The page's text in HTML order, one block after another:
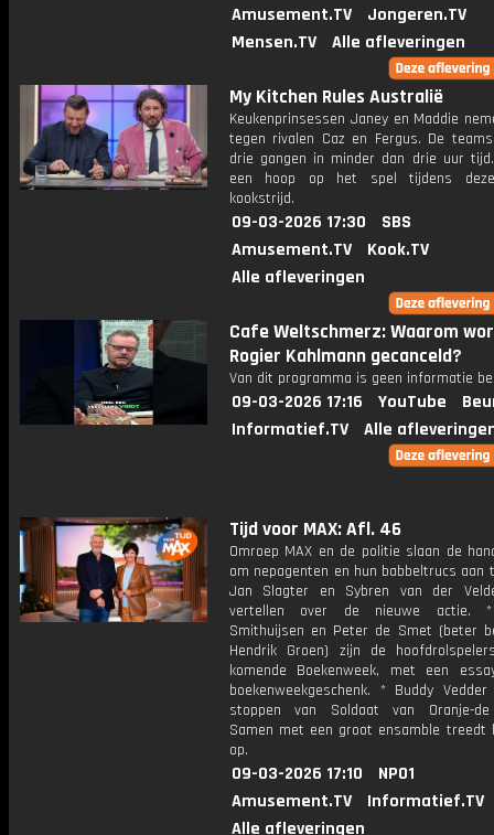
Amusement.TV
Jongeren.TV
Mensen.TV
Alle afleveringen
My Kitchen Rules Australië
Keukenprinsessen Janey en Maddie
tegen rivalen Caz en Fergus. De
drie gangen in minder dan drie uur
een hoop op het spel tijdens
kookstrijd.
09-03-2026 17:30
SBS
Amusement.TV
Kook.TV
Alle afleveringen
Cafe Weltschmerz: Waarom
Rogier Kahlmann gecanceld?
Van dit programma is geen informatie
09-03-2026 17:16 YouTube
Informatief.TV
Alle
Tijd voor MAX: Afl. 46
Omroep MAX en de politie slaan de
om nepagenten en hun babbeltrucs aan
Jan Slagter en Sybren van der
vertellen over de nieuwe actie.
Smithuijsen en Peter de Smet (beter
Hendrik Groen) zijn de
komende Boekenweek, met een
boekenweekgeschenk. * Buddy
stoppen van Soldaat van Oranje-
Samen met een groot ensamble treedt
op.
09-03-2026 17:10
NPO1
Amusement.TV
Informatief.TV
Alle afleveringen